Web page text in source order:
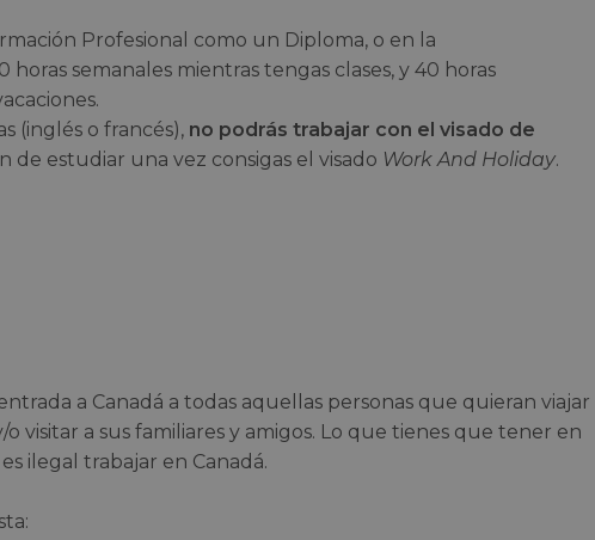
Profesional como un Diploma, o en la
horas semanales mientras tengas clases, y 40 horas
(inglés o francés), no podrás trabajar con el visado de
de estudiar una vez consigas el visado Work And Holiday.
a Canadá a todas aquellas personas que quieran viajar
visitar a sus familiares y amigos. Lo que tienes que tener en
ilegal trabajar en Canadá.